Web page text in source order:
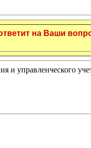
на Ваши
и управленческого